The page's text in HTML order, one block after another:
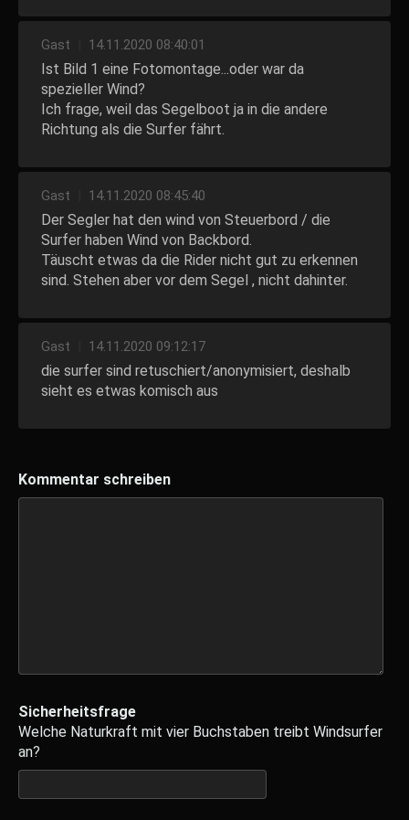
Gast 14.11.2020 08:40:01
Ist Bild 1 eine Fotomontage...oder war da
spezieller Wind?
Ich frage, weil das Segelboot ja in die andere
Richtung als die Surfer fährt.
Gast 14.11.2020 08:45:40
Der Segler hat den wind von Steuerbord / die
Surfer haben Wind von Backbord.
Täuscht etwas da die Rider nicht gut zu erkennen
sind. Stehen aber vor dem Segel , nicht dahinter.
Gast 14.11.2020 09:12:17
die surfer sind retuschiert/anonymisiert, deshalb
sieht es etwas komisch aus
Kommentar schreiben
Sicherheitsfrage
Welche Naturkraft mit vier Buchstaben treibt Windsurfer
an?